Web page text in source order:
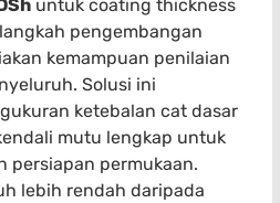
untuk coating thickness
pengembangan
kemampuan penilaian
Solusi ini
ketebalan cat dasar
mutu lengkap untuk
persiapan permukaan.
lebih rendah daripada